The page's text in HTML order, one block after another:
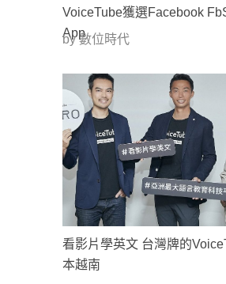
VoiceTube獲選Facebook
App
by 數位時代
看影片學英文 台灣牌的
本越南